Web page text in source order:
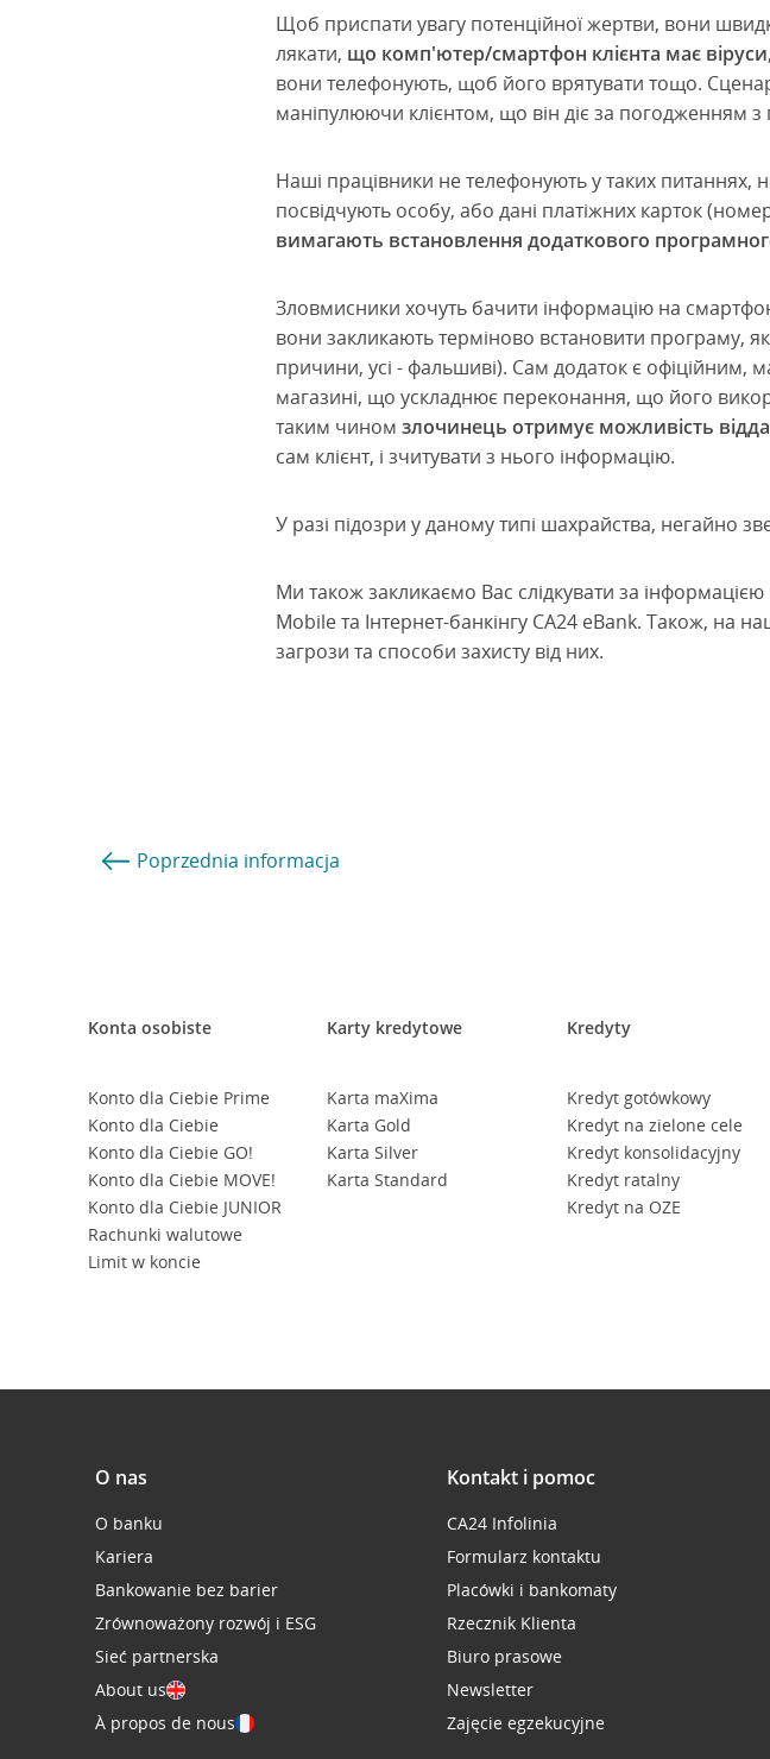
Щоб приспати увагу потенційної жертви, вони
лякати, що комп'ютер/смартфон клієнта має віруси
вони телефонують, щоб його врятувати тощо.
маніпулюючи клієнтом, що він діє за погодженням з
Наші працівники не телефонують у таких питаннях,
посвідчують особу, або дані платіжних карток (номер
вимагають встановлення додаткового
Зловмисники хочуть бачити інформацію на
вони закликають терміново встановити програму,
причини, усі - фальшиві). Сам додаток є офіційним,
магазині, що ускладнює переконання, що його
таким чином злочинець отримує можливість
сам клієнт, і зчитувати з нього інформацію.
У разі підозри у даному типі шахрайства, негайно
Ми також закликаємо Вас слідкувати за
Mobile та Інтернет-банкінгу CA24 eBank. Також, на
загрози та способи захисту від них.
Poprzednia informacja
Konta osobiste
Konto dla Ciebie Prime
Konto dla Ciebie
Konto dla Ciebie GO!
Konto dla Ciebie MOVE!
Konto dla Ciebie JUNIOR
Rachunki walutowe
Limit w koncie
Karty kredytowe
Karta maXima
Karta Gold
Karta Silver
Karta Standard
Kredyty
Kredyt gotówkowy
Kredyt na zielone cele
Kredyt konsolidacyjny
Kredyt ratalny
Kredyt na OZE
O nas
O banku
Kariera
Bankowanie bez barier
Zrównoważony rozwój i ESG
Sieć partnerska
About us
À propos de nous
Kontakt i pomoc
CA24 Infolinia
Formularz kontaktu
Placówki i bankomaty
Rzecznik Klienta
Biuro prasowe
Newsletter
Zajęcie egzekucyjne